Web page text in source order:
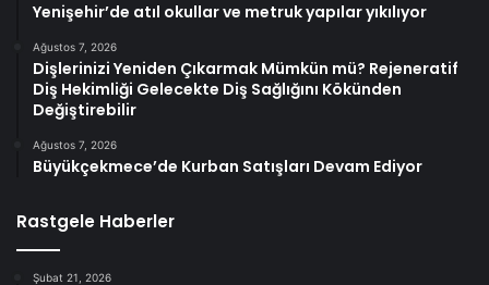
Yenişehir’de atıl okullar ve metruk yapılar yıkılıyor
Ağustos 7, 2026
Dişlerinizi Yeniden Çıkarmak Mümkün mü? Rejeneratif
Diş Hekimliği Gelecekte Diş Sağlığını Kökünden
Değiştirebilir
Ağustos 7, 2026
Büyükçekmece’de Kurban Satışları Devam Ediyor
Rastgele Haberler
Şubat 21, 2026